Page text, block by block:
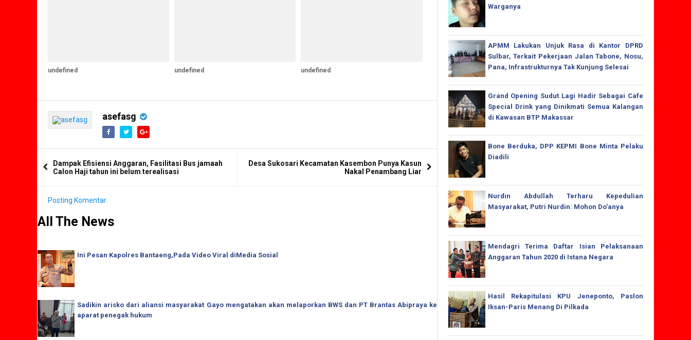
undefined undefined undefined
asefasg
Dampak Efisiensi Anggaran, Fasilitasi Bus jamaah
Calon Haji tahun ini belum terealisasi
Desa Sukosari Kecamatan Kasembon Punya Kasun
Nakal Penambang Liar
Posting Komentar
All The News
Ini Pesan Kapolres Bantaeng,Pada Video Viral diMedia Sosial
Sadikin arisko dari aliansi masyarakat Gayo mengatakan akan melaporkan BWS dan PT Brantas Abipraya ke
aparat penegak hukum
Warganya
APMM Lakukan Unjuk Rasa di Kantor DPRD
Sulbar, Terkait Pekerjaan Jalan Tabone, Nosu,
Pana, Infrastrukturnya Tak Kunjung Selesai
Grand Opening Sudut Lagi Hadir Sebagai Cafe
Special Drink yang Dinikmati Semua Kalangan
di Kawasan BTP Makassar
Bone Berduka, DPP KEPMI Bone Minta Pelaku
Diadili
Nurdin Abdullah Terharu Kepedulian
Masyarakat, Putri Nurdin: Mohon Do'anya
Mendagri Terima Daftar Isian Pelaksanaan
Anggaran Tahun 2020 di Istana Negara
Hasil Rekapitulasi KPU Jeneponto, Paslon
Iksan-Paris Menang Di Pilkada